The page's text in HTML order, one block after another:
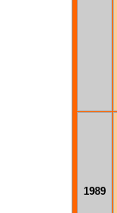
1989